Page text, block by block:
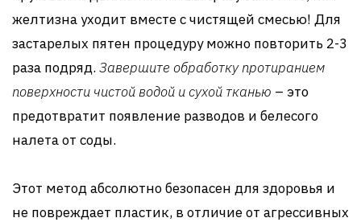
желтизна уходит вместе с чистящей смесью! Для
застарелых пятен процедуру можно повторить 2-3
раза подряд. Завершите обработку протиранием
поверхности чистой водой и сухой тканью – это
предотвратит появление разводов и белесого
налета от соды.
Этот метод абсолютно безопасен для здоровья и
не повреждает пластик, в отличие от агрессивных